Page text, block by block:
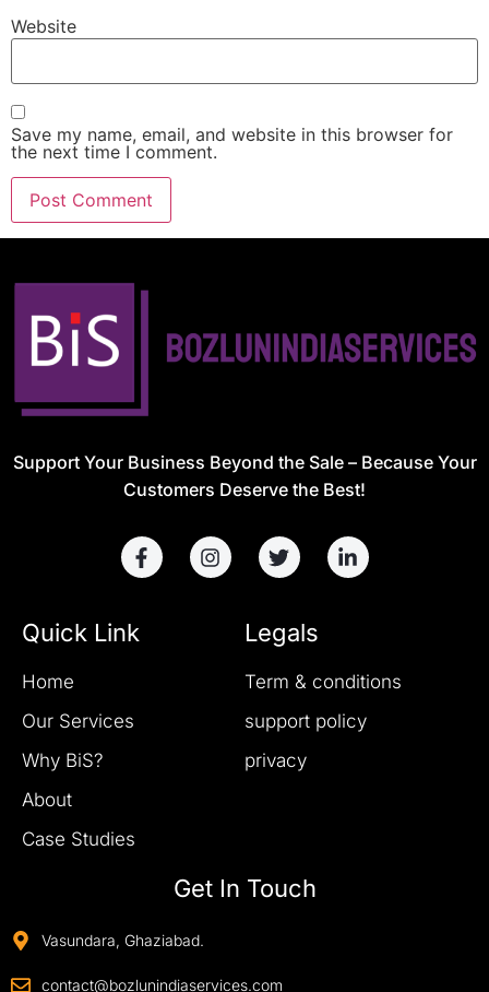
Website
Save my name, email, and website in this browser for
the next time I comment.
Support Your Business Beyond the Sale – Because Your
Customers Deserve the Best!
Quick Link
Home
Our Services
Why BiS?
About
Case Studies
Legals
Term & conditions
support policy
privacy
Get In Touch
Vasundara, Ghaziabad.
contact@bozlunindiaservices.com